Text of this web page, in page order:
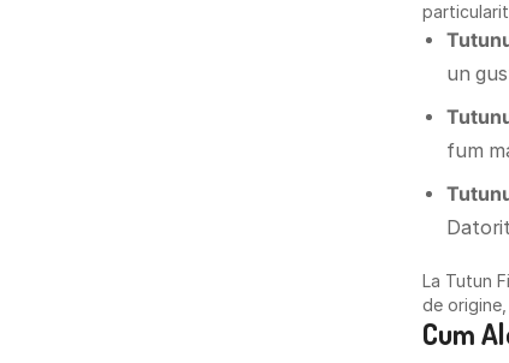
un
fum
La Tutun
de
Cum